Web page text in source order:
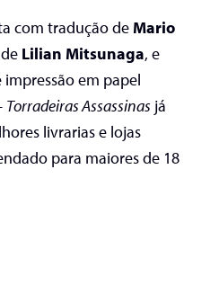
com tradução de Mario
Lilian Mitsunaga, e
em papel
Torradeiras Assassinas já
livrarias e lojas
para maiores de 18